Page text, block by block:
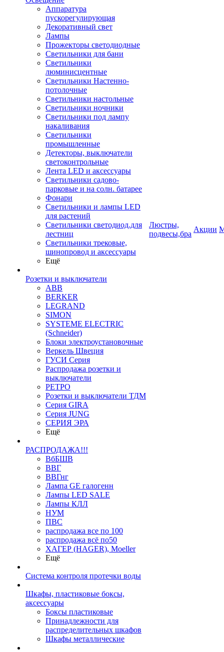
Аппаратура
пускорегулирующая
Декоративный свет
Лампы
Прожекторы светодиодные
Светильники для бани
Светильники
люминисцентные
Светильники Настенно-
потолочные
Светильники настольные
Светильники ночники
Светильники под лампу
накаливания
Светильники
промышленные
Детекторы, выключатели
светоконтрольные
Лента LED и аксессуары
Светильники садово-
парковые и на солн. батарее
Фонари
Светильники и лампы LED
для растений
Светильники светодиод.для
лестниц
Светильники трековые,
шинопровод и аксессуары
Ещё
Розетки и выключатели
ABB
BERKER
LEGRAND
SIMON
SYSTEME ELECTRIC
(Schneider)
Блоки электроустановочные
Веркель Швеция
ГУСИ Серия
Распродажа розетки и
выключатели
РЕТРО
Розетки и выключатели ТДМ
Серия GIRA
Серия JUNG
СЕРИЯ ЭРА
Ещё
РАСПРОДАЖА!!!
ВбБШВ
ВВГ
ВВГнг
Лампа GE галогенн
Лампы LED SALE
Лампы КЛЛ
НУМ
ПВС
распродажа все по 100
распродажа всё по50
ХАГЕР (HAGER), Moeller
Ещё
Система контроля протечки воды
Шкафы, пластиковые боксы,
аксессуары
Боксы пластиковые
Принадлежности для
распределительных шкафов
Шкафы металлические
Люстры,
подвесы,бра
Акции